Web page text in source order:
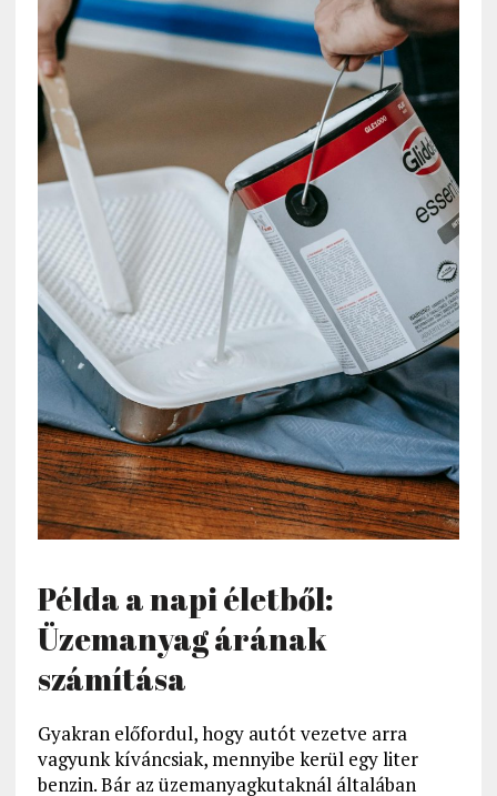
Példa a napi életből:
Üzemanyag árának
számítása
Gyakran előfordul, hogy autót vezetve arra
vagyunk kíváncsiak, mennyibe kerül egy liter
benzin. Bár az üzemanyagkutaknál általában